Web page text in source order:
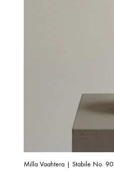
Milla Vaahtera | Stabile No. 90